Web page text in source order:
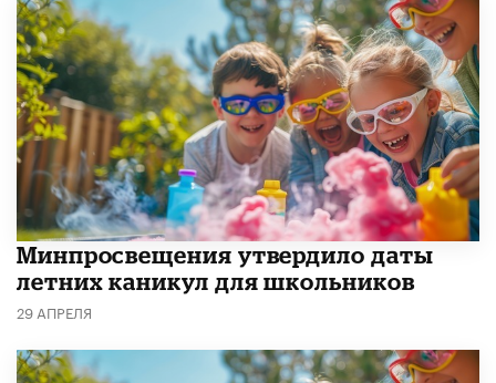
Минпросвещения утвердило даты
летних каникул для школьников
29 АПРЕЛЯ